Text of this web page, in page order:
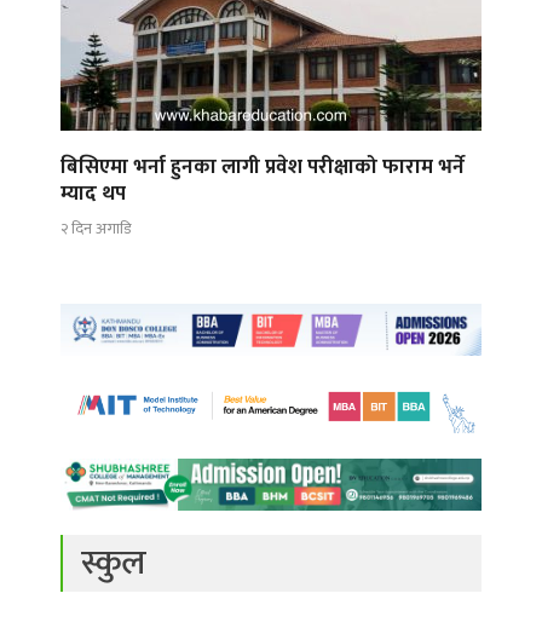
बिसिएमा भर्ना हुनका लागी प्रवेश परीक्षाको फाराम भर्ने
म्याद थप
२ दिन अगाडि
स्कुल